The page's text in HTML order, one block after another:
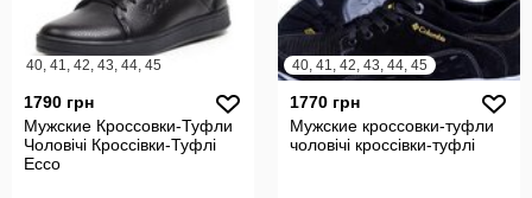
40, 41, 42, 43, 44, 45
1790 грн
Мужские Кроссовки-Туфли
Чоловічі Кроссівки-Туфлі
Ecco
40, 41, 42, 43, 44, 45
1770 грн
Мужские кроссовки-туфли
чоловічі кроссівки-туфлі